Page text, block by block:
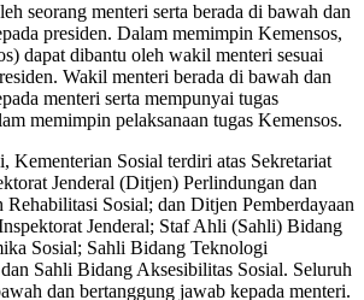
seorang menteri serta berada di bawah dan
presiden. Dalam memimpin Kemensos,
dapat dibantu oleh wakil menteri sesuai
Wakil menteri berada di bawah dan
menteri serta mempunyai tugas
memimpin pelaksanaan tugas Kemensos.
Kementerian Sosial terdiri atas Sekretariat
Jenderal (Ditjen) Perlindungan dan
Sosial; dan Ditjen Pemberdayaan
Jenderal; Staf Ahli (Sahli) Bidang
Sosial; Sahli Bidang Teknologi
Sahli Bidang Aksesibilitas Sosial. Seluruh
dan bertanggung jawab kepada menteri.